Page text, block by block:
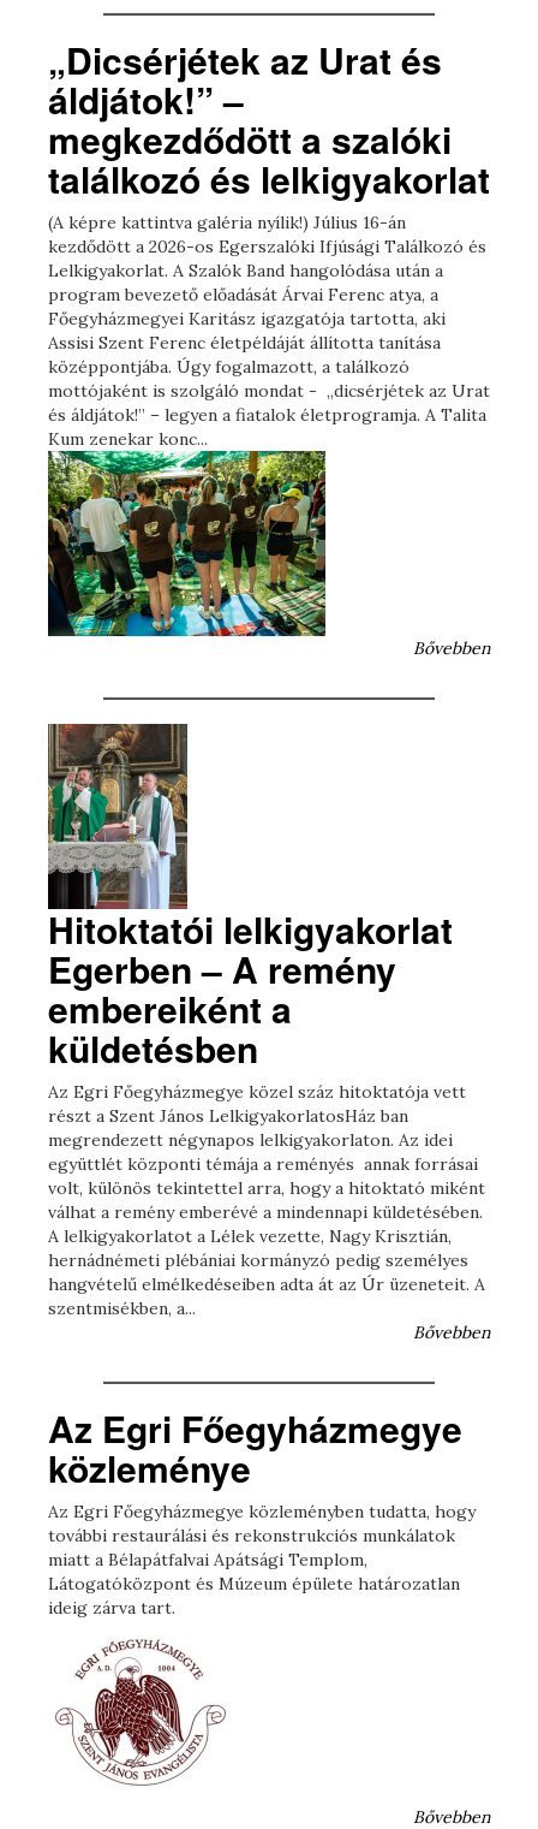
„Dicsérjétek az Urat és
áldjátok!” –
megkezdődött a szalóki
találkozó és lelkigyakorlat
(A képre kattintva galéria nyílik!) Július 16-án
kezdődött a 2026-os Egerszalóki Ifjúsági Találkozó és
Lelkigyakorlat. A Szalók Band hangolódása után a
program bevezető előadását Árvai Ferenc atya, a
Főegyházmegyei Karitász igazgatója tartotta, aki
Assisi Szent Ferenc életpéldáját állította tanítása
középpontjába. Úgy fogalmazott, a találkozó
mottójaként is szolgáló mondat - „dicsérjétek az Urat
és áldjátok!” – legyen a fiatalok életprogramja. A Talita
Kum zenekar konc...
Bővebben
Hitoktatói lelkigyakorlat
Egerben – A remény
embereiként a
küldetésben
Az Egri Főegyházmegye közel száz hitoktatója vett
részt a Szent János LelkigyakorlatosHáz ban
megrendezett négynapos lelkigyakorlaton. Az idei
együttlét központi témája a reményés annak forrásai
volt, különös tekintettel arra, hogy a hitoktató miként
válhat a remény emberévé a mindennapi küldetésében.
A lelkigyakorlatot a Lélek vezette, Nagy Krisztián,
hernádnémeti plébániai kormányzó pedig személyes
hangvételű elmélkedéseiben adta át az Úr üzeneteit. A
szentmisékben, a...
Bővebben
Az Egri Főegyházmegye
közleménye
Az Egri Főegyházmegye közleményben tudatta, hogy
további restaurálási és rekonstrukciós munkálatok
miatt a Bélapátfalvai Apátsági Templom,
Látogatóközpont és Múzeum épülete határozatlan
ideig zárva tart.
Bővebben